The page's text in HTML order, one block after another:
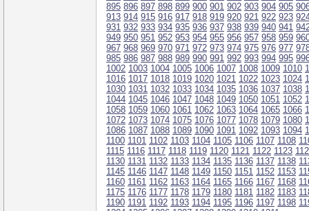
895 896 897 898 899 900 901 902 903 904 905
913 914 915 916 917 918 919 920 921 922 923
931 932 933 934 935 936 937 938 939 940 941
949 950 951 952 953 954 955 956 957 958 959
967 968 969 970 971 972 973 974 975 976 977
985 986 987 988 989 990 991 992 993 994 995
1002 1003 1004 1005 1006 1007 1008 1009 1010
1016 1017 1018 1019 1020 1021 1022 1023 1024
1030 1031 1032 1033 1034 1035 1036 1037 1038
1044 1045 1046 1047 1048 1049 1050 1051 1052
1058 1059 1060 1061 1062 1063 1064 1065 1066
1072 1073 1074 1075 1076 1077 1078 1079 1080
1086 1087 1088 1089 1090 1091 1092 1093 1094
1100 1101 1102 1103 1104 1105 1106 1107 1108
1115 1116 1117 1118 1119 1120 1121 1122 1123
1130 1131 1132 1133 1134 1135 1136 1137 1138
1145 1146 1147 1148 1149 1150 1151 1152 1153
1160 1161 1162 1163 1164 1165 1166 1167 1168
1175 1176 1177 1178 1179 1180 1181 1182 1183
1190 1191 1192 1193 1194 1195 1196 1197 1198